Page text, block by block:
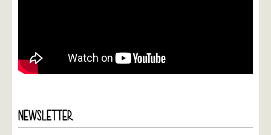
NEWSLETTER